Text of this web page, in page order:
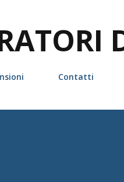
Contatti